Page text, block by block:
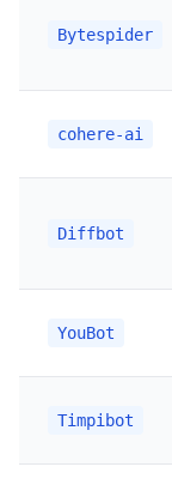
Bytespider
cohere-ai
Diffbot
YouBot
Timpibot